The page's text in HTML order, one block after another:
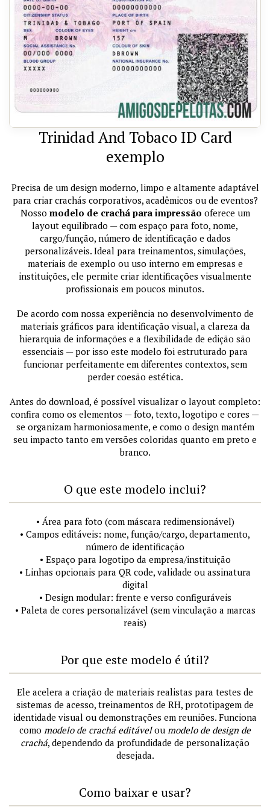
Trinidad And Tobaco ID Card
exemplo
Precisa de um design moderno, limpo e altamente adaptável
para criar crachás corporativos, acadêmicos ou de eventos?
Nosso modelo de crachá para impressão oferece um
layout equilibrado — com espaço para foto, nome,
cargo/função, número de identificação e dados
personalizáveis. Ideal para treinamentos, simulações,
materiais de exemplo ou uso interno em empresas e
instituições, ele permite criar identificações visualmente
profissionais em poucos minutos.
De acordo com nossa experiência no desenvolvimento de
materiais gráficos para identificação visual, a clareza da
hierarquia de informações e a flexibilidade de edição são
essenciais — por isso este modelo foi estruturado para
funcionar perfeitamente em diferentes contextos, sem
perder coesão estética.
Antes do download, é possível visualizar o layout completo:
confira como os elementos — foto, texto, logotipo e cores —
se organizam harmoniosamente, e como o design mantém
seu impacto tanto em versões coloridas quanto em preto e
branco.
O que este modelo inclui?
• Área para foto (com máscara redimensionável)
• Campos editáveis: nome, função/cargo, departamento,
número de identificação
• Espaço para logotipo da empresa/instituição
• Linhas opcionais para QR code, validade ou assinatura
digital
• Design modular: frente e verso configuráveis
• Paleta de cores personalizável (sem vinculação a marcas
reais)
Por que este modelo é útil?
Ele acelera a criação de materiais realistas para testes de
sistemas de acesso, treinamentos de RH, prototipagem de
identidade visual ou demonstrações em reuniões. Funciona
como modelo de crachá editávelou modelo de design de
crachá, dependendo da profundidade de personalização
desejada.
Como baixar e usar?